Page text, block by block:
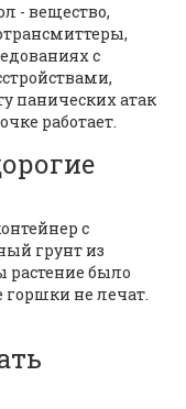
- вещество,
с
панических атак
работает.
с
грунт из
растение было
не лечат.